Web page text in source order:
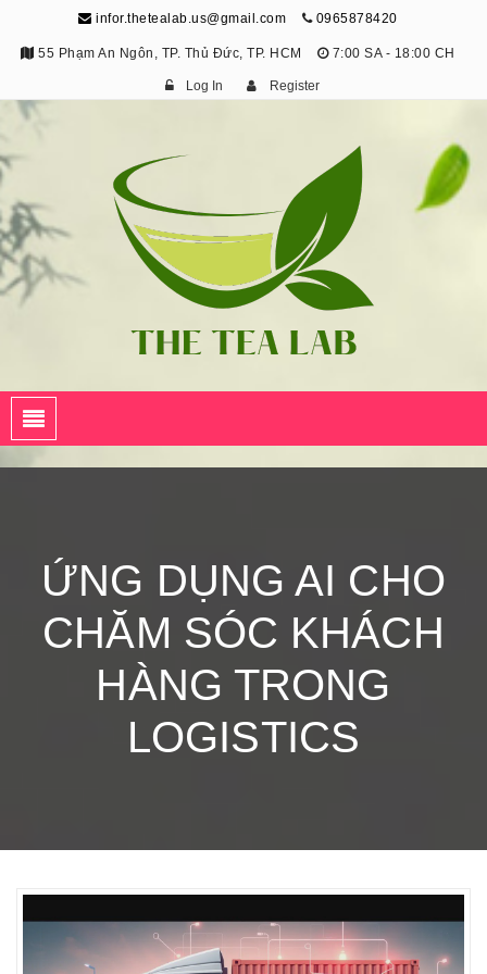
infor.thetealab.us@gmail.com 0965878420
55 Phạm An Ngôn, TP. Thủ Đức, TP. HCM 7:00 SA - 18:00 CH
Log In Register
ỨNG DỤNG AI CHO
CHĂM SÓC KHÁCH
HÀNG TRONG
LOGISTICS